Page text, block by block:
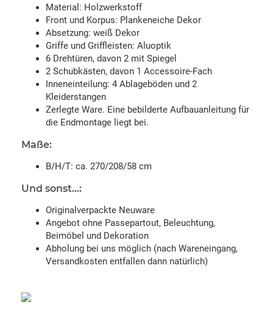
Material: Holzwerkstoff
Front und Korpus: Plankeneiche Dekor
Absetzung: weiß Dekor
Griffe und Griffleisten: Aluoptik
6 Drehtüren, davon 2 mit Spiegel
2 Schubkästen, davon 1 Accessoire-Fach
Inneneinteilung: 4 Ablageböden und 2
Kleiderstangen
Zerlegte Ware. Eine bebilderte Aufbauanleitung für
die Endmontage liegt bei.
Maße:
B/H/T: ca. 270/208/58 cm
Und sonst...:
Originalverpackte Neuware
Angebot ohne Passepartout, Beleuchtung,
Beimöbel und Dekoration
Abholung bei uns möglich (nach Wareneingang,
Versandkosten entfallen dann natürlich)